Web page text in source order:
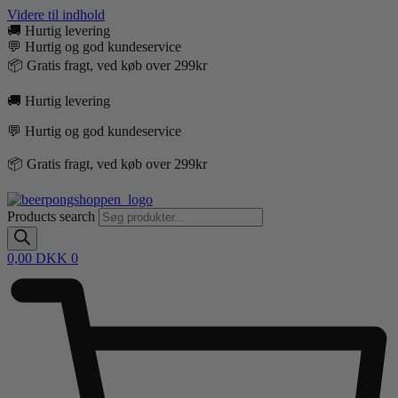
Videre til indhold
🚚 Hurtig levering
💬 Hurtig og god kundeservice
📦 Gratis fragt, ved køb over 299kr
🚚 Hurtig levering
💬 Hurtig og god kundeservice
📦 Gratis fragt, ved køb over 299kr
Products search
0,00 DKK 0